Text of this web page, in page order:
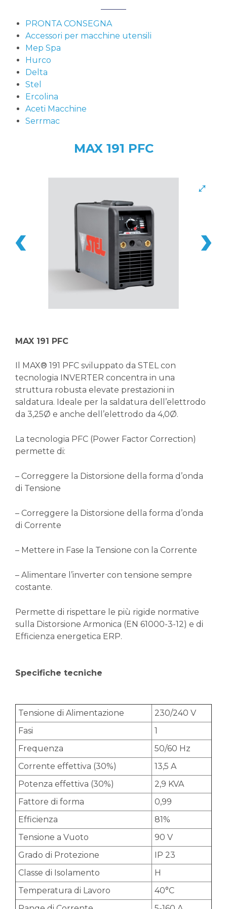
PRONTA CONSEGNA
Accessori per macchine utensili
Mep Spa
Hurco
Delta
Stel
Ercolina
Aceti Macchine
Serrmac
MAX 191 PFC
MAX 191 PFC
Il MAX® 191 PFC sviluppato da STEL con
tecnologia INVERTER concentra in una
struttura robusta elevate prestazioni in
saldatura. Ideale per la saldatura dell’elettrodo
da 3,25Ø e anche dell’elettrodo da 4,0Ø.
La tecnologia PFC (Power Factor Correction)
permette di:
– Correggere la Distorsione della forma d’onda
di Tensione
– Correggere la Distorsione della forma d’onda
di Corrente
– Mettere in Fase la Tensione con la Corrente
– Alimentare l’inverter con tensione sempre
costante.
Permette di rispettare le più rigide normative
sulla Distorsione Armonica (EN 61000-3-12) e di
Efficienza energetica ERP.
Specifiche tecniche
Tensione di Alimentazione
230/240 V
Fasi
1
Frequenza
50/60 Hz
Corrente effettiva (30%)
13,5 A
Potenza effettiva (30%)
2,9 KVA
Fattore di forma
0,99
Efficienza
81%
Tensione a Vuoto
90 V
Grado di Protezione
IP 23
Classe di Isolamento
H
Temperatura di Lavoro
40°C